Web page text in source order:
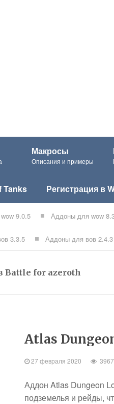
Макросы
Описания и примеры
Tanks Регистрация в
9.0.5 Аддоны для wow
3.3.5 Аддоны для вов 2.4.3
Battle for azeroth
Atlas
27 февраля 2020
Аддон Atlas Dungeon
подземелья и рейды,